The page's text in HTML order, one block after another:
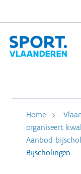
Home
organiseert
Aanbod
Bijscholingen